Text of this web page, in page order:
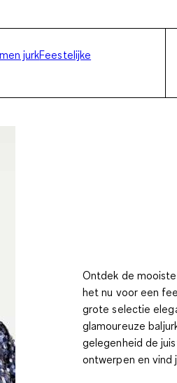
jurkFeestelijke
Ontdek de
het nu voor een
grote selectie
glamoureuze
gelegenheid de
ontwerpen en vind